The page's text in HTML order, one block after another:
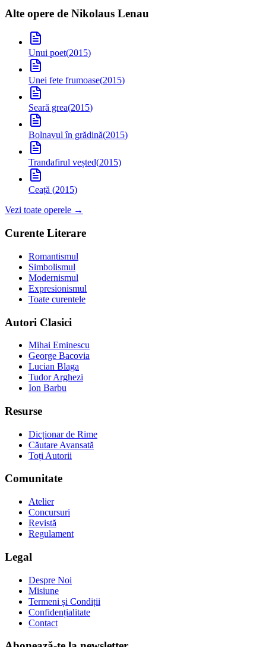
Alte opere de Nikolaus Lenau
Unui poet(2015)
Unei fete frumoase(2015)
Seară grea(2015)
Bolnavul în grădină(2015)
Trandafirul veșted(2015)
Ceață (2015)
Vezi toate operele →
Curente Literare
Romantismul
Simbolismul
Modernismul
Expresionismul
Toate curentele
Autori Clasici
Mihai Eminescu
George Bacovia
Lucian Blaga
Tudor Arghezi
Ion Barbu
Resurse
Dicționar de Rime
Căutare Avansată
Toți Autorii
Comunitate
Atelier
Concursuri
Revistă
Regulament
Legal
Despre Noi
Misiune
Termeni și Condiții
Confidențialitate
Contact